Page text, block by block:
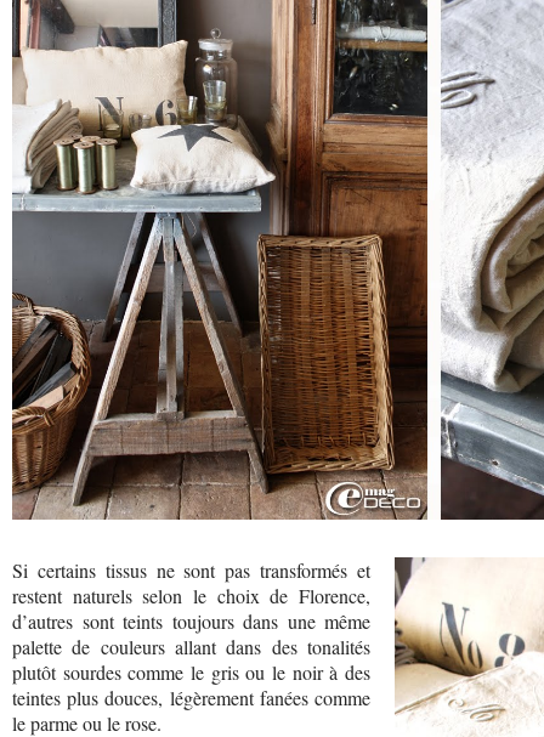
Si certains tissus ne sont pas transformés et
restent naturels selon le choix de Florence,
d’autres sont teints toujours dans une même
palette de couleurs allant dans des tonalités
plutôt sourdes comme le gris ou le noir à des
teintes plus douces, légèrement fanées comme
le parme ou le rose.